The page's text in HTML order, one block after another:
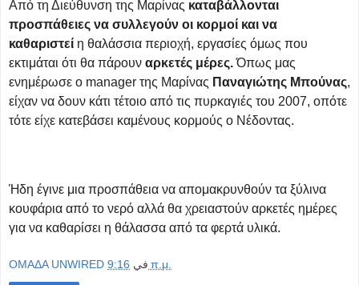
Από τη Διεύθυνση της Μαρίνας καταβάλλονται
προσπάθειες να συλλεγούν οι κορμοί και να
καθαριστεί η θαλάσσια περιοχή, εργασίες όμως που
εκτιμάται ότι θα πάρουν αρκετές μέρες.Όπως μας
ενημέρωσε ο manager της Μαρίνας Παναγιώτης Μπούνας,
είχαν να δουν κάτι τέτοιο από τις πυρκαγιές του 2007, οπότε
τότε είχε κατεβάσει καμένους κορμούς ο Νέδοντας.
Ήδη έγινε μια προσπάθεια να απομακρυνθούν τα ξύλινα
κουφάρια από το νερό αλλά θα χρειαστούν αρκετές ημέρες
για να καθαρίσει η θάλασσα από τα φερτά υλικά.
OMAΔΑ UNWIRED في 9:16 π.μ.